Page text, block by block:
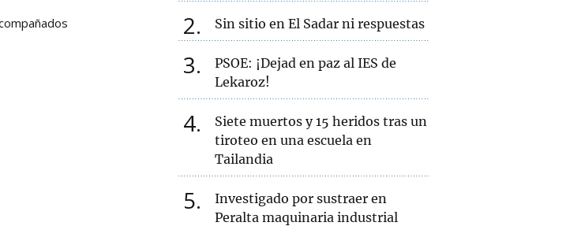
2 Sin sitio en El Sadar ni respuestas
3
PSOE: ¡Dejad en paz al IES de
Lekaroz!
4
Siete muertos y 15 heridos tras un
tiroteo en una escuela en
Tailandia
5
Investigado por sustraer en
Peralta maquinaria industrial